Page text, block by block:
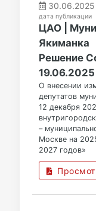
30.06.2025
дата публикации
ЦАО |
Якиманка
Решение
О внесении
депутатов
12 декабря
–
Москве на
2027 годов»